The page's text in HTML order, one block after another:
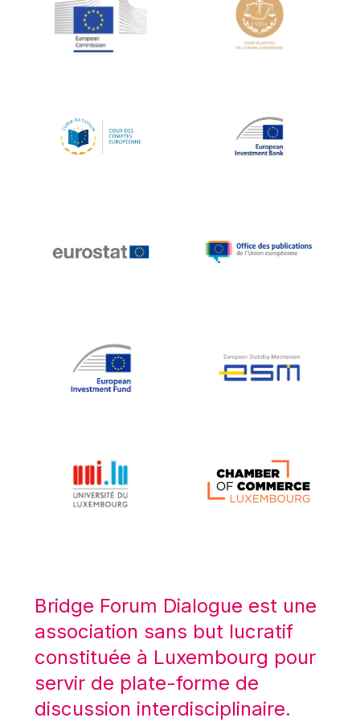
Jean-Louis Schiltz
Jean-Victor Louis
Johnny Åkerholm
Katharien L.C. Hunt
Klaus-Heiner Lehne
Koen LENAERTS
Lars Heikensten
Lucas Papademos
Máire Geoghegan-Quinn
Mario Centeno
Mario Monti
Maroš ŠEFČOVIČ
Martin Bailey
Martine Reicherts
Bridge Forum Dialogue est une
association sans but lucratif
constituée à Luxembourg pour
servir de plate-forme de
discussion interdisciplinaire.